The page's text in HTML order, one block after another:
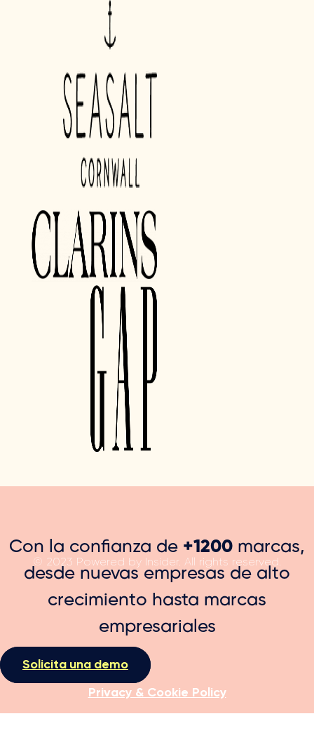
Con la confianza de +1200 marcas,
desde nuevas empresas de alto
crecimiento hasta marcas
empresariales
Solicita una demo
Privacy & Cookie Policy
© 2023 Powered by Insider. All rights reserved.